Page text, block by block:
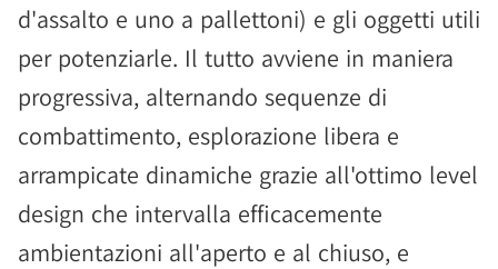
d'assalto e uno a pallettoni) e gli oggetti utili
per potenziarle. Il tutto avviene in maniera
progressiva, alternando sequenze di
combattimento, esplorazione libera e
arrampicate dinamiche grazie all'ottimo level
design che intervalla efficacemente
ambientazioni all'aperto e al chiuso, e